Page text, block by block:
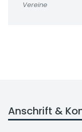
Vereine
Anschrift &